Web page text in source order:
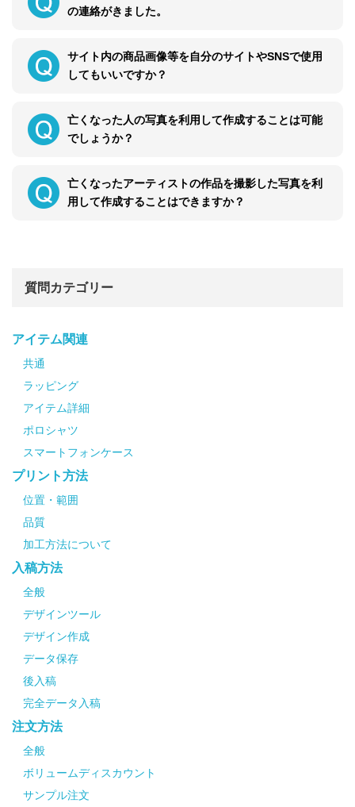
の連絡がきました。
サイト内の商品画像等を自分のサイトやSNSで使用
してもいいですか？
亡くなった人の写真を利用して作成することは可能
でしょうか？
亡くなったアーティストの作品を撮影した写真を利
用して作成することはできますか？
質問カテゴリー
アイテム関連
共通
ラッピング
アイテム詳細
ポロシャツ
スマートフォンケース
プリント方法
位置・範囲
品質
加工方法について
入稿方法
全般
デザインツール
デザイン作成
データ保存
後入稿
完全データ入稿
注文方法
全般
ボリュームディスカウント
サンプル注文